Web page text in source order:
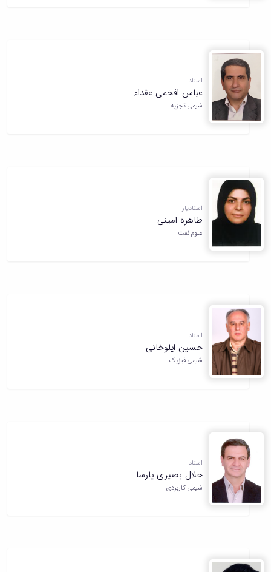
استاد
عباس افخمی عقداء
شیمی تجزیه
استادیار
طاهره امینی
علوم نفت
استاد
حسین ایلوخانی
شیمی فیزیک
استاد
جلال بصیری پارسا
شیمی کاربردی